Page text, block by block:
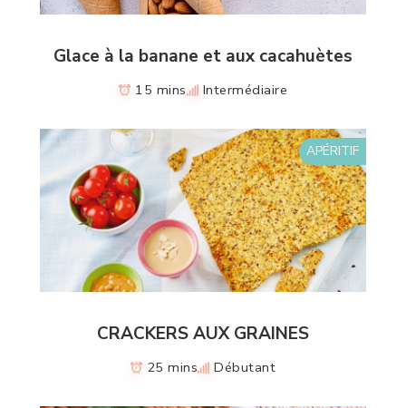
Glace à la banane et aux cacahuètes
15 mins Intermédiaire
APÉRITIF
CRACKERS AUX GRAINES
25 mins Débutant